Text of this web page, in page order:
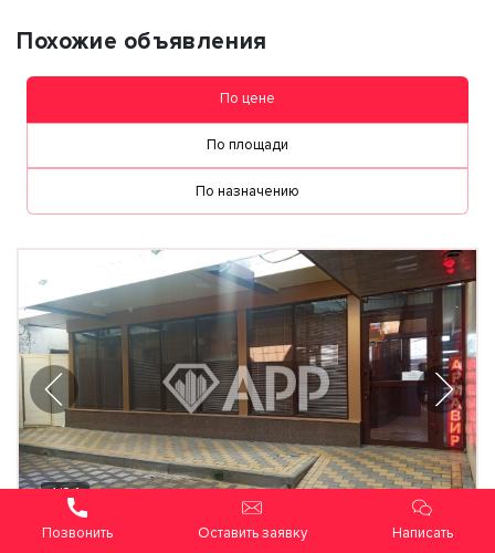
Похожие объявления
По цене
По площади
По назначению
1/24
Оставить заявку Написать